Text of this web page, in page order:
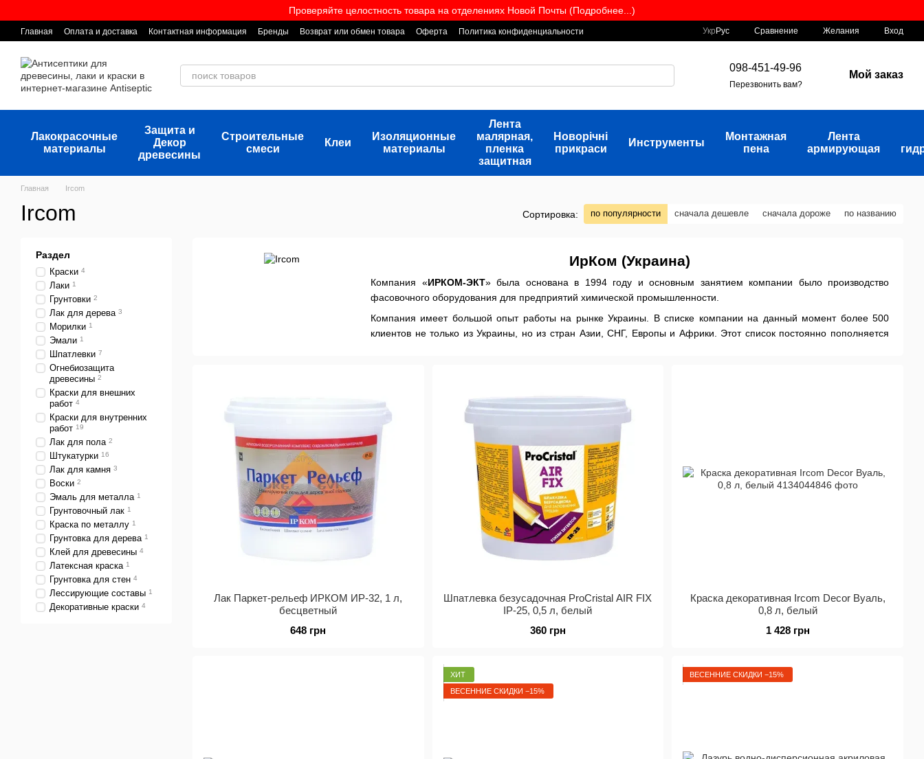
Проверяйте целостность товара на отделениях Новой Почты (Подробнее...)
Главная Оплата и доставка Контактная информация Бренды Возврат или обмен товара Оферта Политика конфиденциальности Укр Рус Сравнение Желания Вход
098-451-49-96
Перезвонить вам?
Мой заказ
Лакокрасочные
материалы
Защита и
Декор
древесины
Строительные
смеси
Клеи
Изоляционные
материалы
Лента
малярная,
пленка
защитная
Новорічні
прикраси
Инструменты
Монтажная
пена
Лента
армирующая
Главная Ircom
Ircom Сортировка: по популярности сначала дешевле сначала дороже по названию
ИрКом (Украина)
Компания «ИРКОМ-ЭКТ» была основана в 1994 году и основным занятием компании было производство
фасовочного оборудования для предприятий химической промышленности.
Компания имеет большой опыт работы на рынке Украины. В списке компании на данный момент более 500
клиентов не только из Украины, но из стран Азии, СНГ, Европы и Африки. Этот список постоянно пополняется
С 1998 года компания занимается производством качественных и современных лакокрасочных материалов на
водной (акриловой основе), а благодаря производству качественной продукции в начале 2003 года было
построено завод по производству отделочных материалов на акриловой основе.
Завод фирмы «ИРКОМ-ЭКТ» - это самое современное производство, основано на новейших производственных
мощностях для достижения наилучшей эффективности по выпуску продукции. Большой опыт работы,
качественное оборудование, высокое мастерство специалистов - все это «ИРКОМ-ЭКТ»
Разработка заводом своих уникальных и специальных рецептур, позволило выпустить на рынок Украины таких
видов продукции как цветные шпатлевки по дереву «Ирком-колор», "декоративные краски": «Бронза», «Медь»,
«Золото» и другие виды цветов.
и удачно экспортируется за границу.
Ассортимент компании постоянно развивается и пополняется новыми видами выпускаемой продукции,
Заводские лаборатории постоянно контролируют качество выпускаемой продукции.
товаров 2009 года» и в очередной раз подтвердила звание лучшей компании.
Лак Паркет-рельеф ИРКОМ ИР-32, 1 л,
бесцветный
648 грн
Шпатлевка безусадочная ProCristal AIR FIX
IР-25, 0,5 л, белый
360 грн
Краска декоративная Ircom Decor Вуаль,
0,8 л, белый
1 428 грн
ХИТ
ВЕСЕННИЕ СКИДКИ −15%
ВЕСЕННИЕ СКИДКИ −15%
Раздел
Краски 4
Лаки 1
Грунтовки 2
Лак для дерева 3
Морилки 1
Эмали 1
Шпатлевки 7
Огнебиозащита
древесины 2
Краски для внешних
работ 4
Краски для внутренних
работ 19
Лак для пола 2
Штукатурки 16
Лак для камня 3
Воски 2
Эмаль для металла 1
Грунтовочный лак 1
Краска по металлу 1
Грунтовка для дерева 1
Клей для древесины 4
Латексная краска 1
Грунтовка для стен 4
Лессирующие составы 1
Декоративные краски 4